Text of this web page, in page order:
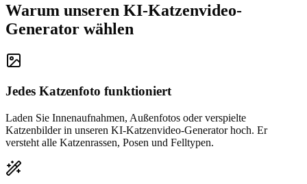
Warum unseren KI-Katzenvideo-
Generator wählen
Jedes Katzenfoto funktioniert
Laden Sie Innenaufnahmen, Außenfotos oder verspielte
Katzenbilder in unseren KI-Katzenvideo-Generator hoch. Er
versteht alle Katzenrassen, Posen und Felltypen.